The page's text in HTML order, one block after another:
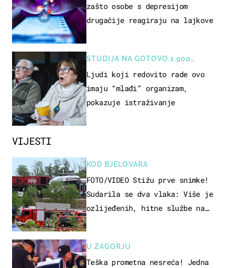
VIJESTI
KOD BJELOVARA
FOTO/VIDEO Stižu prve snimke!
Sudarila se dva vlaka: Više je
ozlijeđenih, hitne službe na
U ZAGORJU
Teška prometna nesreća! Jedna
zašto osobe s depresijom
drugačije reagiraju na lajkove
STUDIJA NA GOTOVO 1.900
OSOBA
Ljudi koji redovito rade ovo
imaju “mlađi” organizam,
pokazuje istraživanje